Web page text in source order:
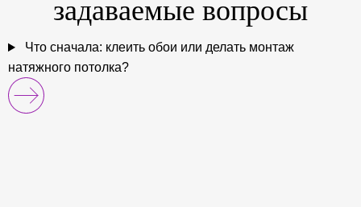
задаваемые вопросы
Что сначала: клеить обои или делать монтаж
натяжного потолка?